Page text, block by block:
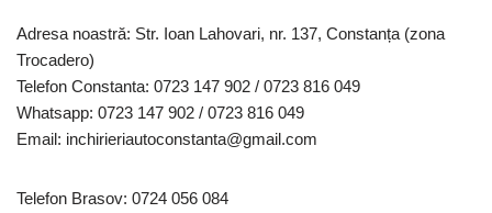
Adresa noastră: Str. Ioan Lahovari, nr. 137, Constanța (zona
Trocadero)
Telefon Constanta: 0723 147 902 / 0723 816 049
Whatsapp: 0723 147 902 / 0723 816 049
Email: inchirieriautoconstanta@gmail.com
Telefon Brasov: 0724 056 084